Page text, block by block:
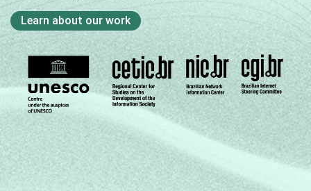
Learn about our work